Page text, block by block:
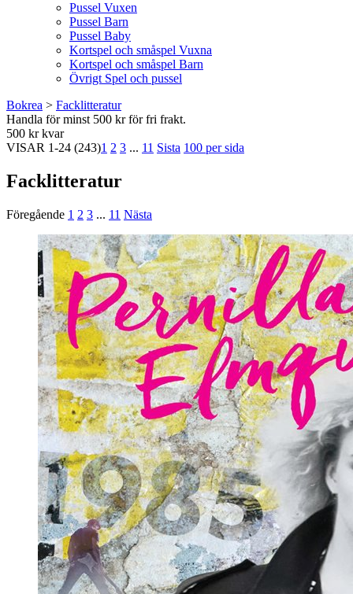
Pussel Vuxen
Pussel Barn
Pussel Baby
Kortspel och småspel Vuxna
Kortspel och småspel Barn
Övrigt Spel och pussel
Bokrea > Facklitteratur
Handla för minst 500 kr för fri frakt.
500 kr kvar
VISAR 1-24 (243)1 2 3 ... 11 Sista 100 per sida
Facklitteratur
Föregående 1 2 3 ... 11 Nästa